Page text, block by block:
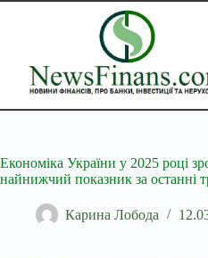
Перейти
Економіка України у 2025 році
найнижчий показник за останні
Карина Лобода